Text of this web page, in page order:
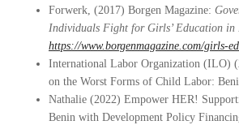
Forwerk, (2017) Borgen Magazine:
Individuals Fight for Girls’ Education in
https://www.borgenmagazine.com/girls-
International Labor Organization (ILO)
on the Worst Forms of Child Labor:
Nathalie (2022) Empower HER!
Benin with Development Policy